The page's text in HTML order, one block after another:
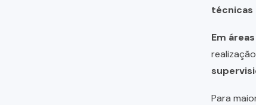
técnicas
Em
Para